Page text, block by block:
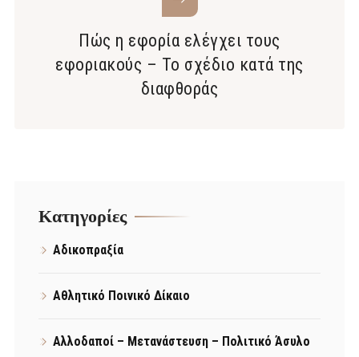
Πώς η εφορία ελέγχει τους
εφοριακούς – Το σχέδιο κατά της
διαφθοράς
Kατηγορίες
Αδικοπραξία
Αθλητικό Ποινικό Δίκαιο
Αλλοδαποί – Μετανάστευση – Πολιτικό Άσυλο